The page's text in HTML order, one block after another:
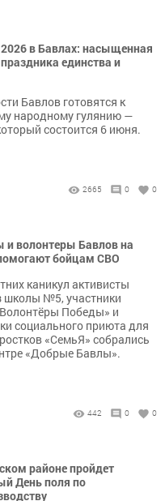
в Бавлах: насыщенная
единства и
Бавлов готовятся к
народному гулянию —
состоится 6 июня.
2665 0 0
волонтеры Бавлов на
бойцам СВО
каникул активисты
школы №5, участники
Победы» и
социального приюта для
«СемьЯ» собрались
«Добрые Бавлы».
442 0 0
районе пройдет
День поля по